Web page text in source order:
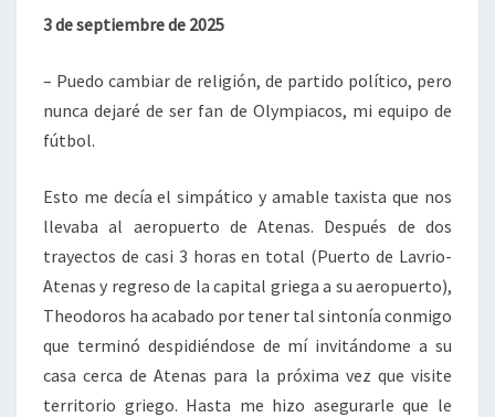
3 de septiembre de 2025
– Puedo cambiar de religión, de partido político, pero
nunca dejaré de ser fan de Olympiacos, mi equipo de
fútbol.
Esto me decía el simpático y amable taxista que nos
llevaba al aeropuerto de Atenas. Después de dos
trayectos de casi 3 horas en total (Puerto de Lavrio-
Atenas y regreso de la capital griega a su aeropuerto),
Theodoros ha acabado por tener tal sintonía conmigo
que terminó despidiéndose de mí invitándome a su
casa cerca de Atenas para la próxima vez que visite
territorio griego. Hasta me hizo asegurarle que le